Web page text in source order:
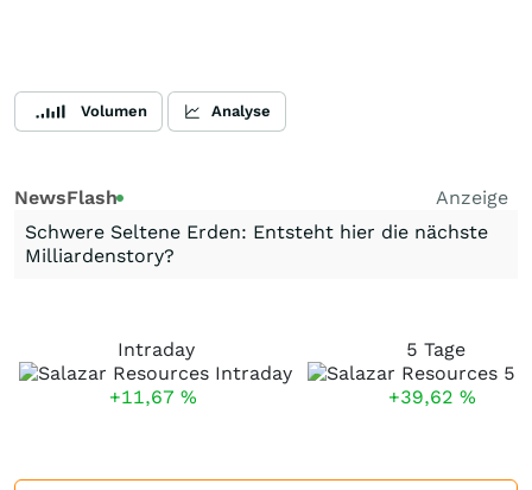
Volumen Analyse
NewsFlash
Anzeige
Schwere Seltene Erden: Entsteht hier die nächste
Milliardenstory?
Intraday
+11,67 %
5 Tage
+39,62 %